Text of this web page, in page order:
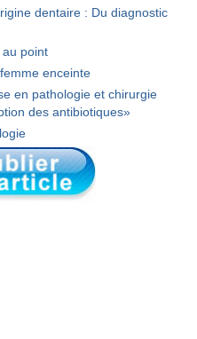
dentaire : Du diagnostic
point
enceinte
en pathologie et chirurgie
des antibiotiques»